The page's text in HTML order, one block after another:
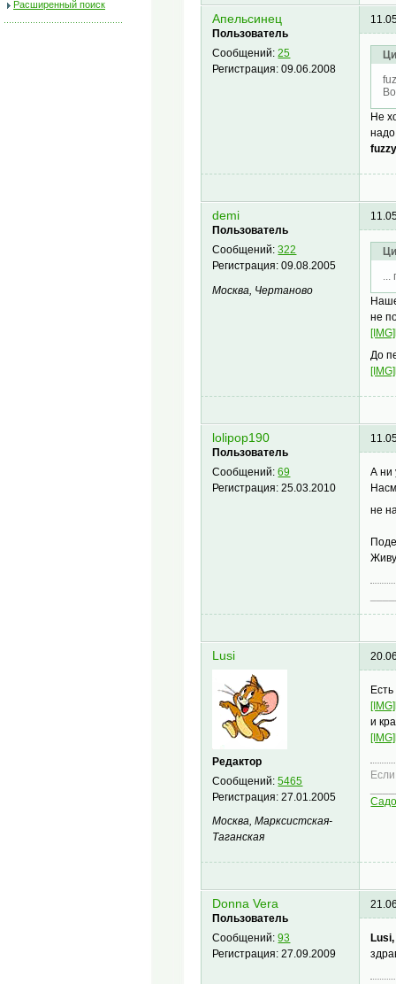
Расширенный поиск
Апельсинец
Пользователь
Сообщений:25
Регистрация:09.06.2008
Не
demi
Пользователь
Сообщений:322
Регистрация:09.08.2005
Москва, Чертаново
...
не
До
lolipop190
Пользователь
Сообщений:69
Регистрация:25.03.2010
А ни
не
Lusi
Редактор
Сообщений:5465
Регистрация:27.01.2005
Москва, Марксистская-
Таганская
и
Donna Vera
Пользователь
Сообщений:93
Регистрация:27.09.2009
Lusi,